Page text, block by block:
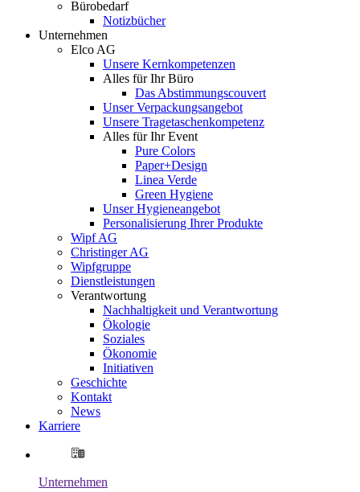
Bürobedarf
Notizbücher
Unternehmen
Elco AG
Unsere Kernkompetenzen
Alles für Ihr Büro
Das Abstimmungscouvert
Unser Verpackungsangebot
Unsere Tragetaschenkompetenz
Alles für Ihr Event
Pure Colors
Paper+Design
Linea Verde
Green Hygiene
Unser Hygieneangebot
Personalisierung Ihrer Produkte
Wipf AG
Christinger AG
Wipfgruppe
Dienstleistungen
Verantwortung
Nachhaltigkeit und Verantwortung
Ökologie
Soziales
Ökonomie
Initiativen
Geschichte
Kontakt
News
Karriere
Unternehmen